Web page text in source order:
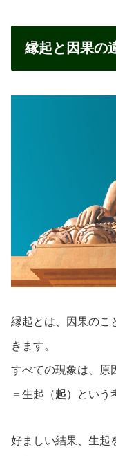
縁起と因果の
縁起とは、因果のこ
きます。
すべての現象は、原
＝生起（起）という
好ましい結果、生起